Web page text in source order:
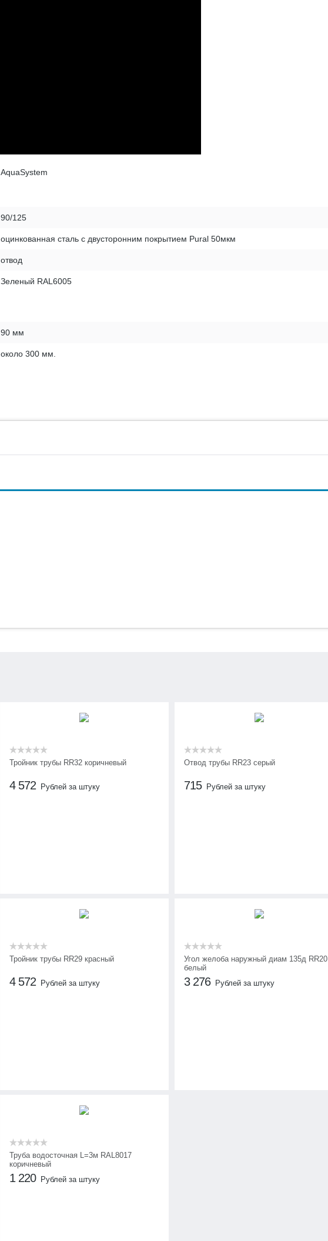
AquaSystem
90/125
оцинкованная сталь с двусторонним покрытием Pural 50мкм
отвод
Зеленый RAL6005
90 мм
около 300 мм.
Тройник трубы RR32 коричневый
4 572 Рублей за штуку
Отвод трубы RR23 серый
715 Рублей за штуку
Тройник трубы RR29 красный
4 572 Рублей за штуку
Угол желоба наружный диам 135д RR20
белый
3 276 Рублей за штуку
Труба водосточная L=3м RAL8017
коричневый
1 220 Рублей за штуку